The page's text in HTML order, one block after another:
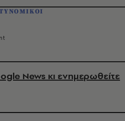
News κι ενημερωθείτε